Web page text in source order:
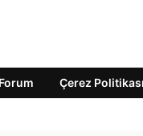
Forum Çerez Politikası